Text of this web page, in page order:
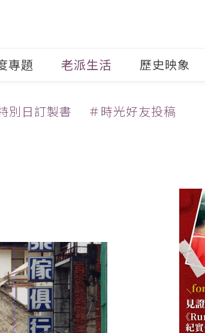
專題 老派生活 歷史映象
別日訂製書 ＃時光好友投稿